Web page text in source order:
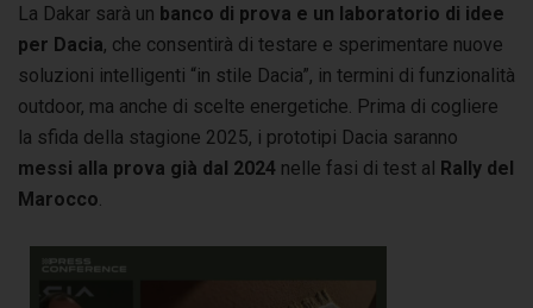
La Dakar sarà un banco di prova e un laboratorio di idee
per Dacia, che consentirà di testare e sperimentare nuove
soluzioni intelligenti “in stile Dacia”, in termini di funzionalità
outdoor, ma anche di scelte energetiche. Prima di cogliere
la sfida della stagione 2025, i prototipi Dacia saranno
messi alla prova già dal 2024 nelle fasi di test al Rally del
Marocco